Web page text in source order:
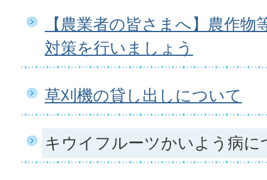
【農業者の皆さまへ】農作
対策を行いましょう
草刈機の貸し出しについて
キウイフルーツかいよう病に